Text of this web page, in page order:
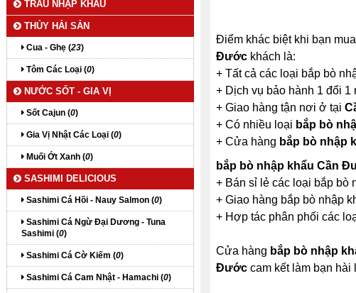
Điểm khác biệt khi bạn
Đướckhách là:
+ Tất cả các loại bắp bò
+ Dịch vụ bảo hành 1 đổi
+ Giao hàng tận nơi ở tại
+ Có nhiều loại bắp bò
+ Cửa hàng bắp bò nhập
bắp bò nhập khẩu Cần
+ Bán sỉ lẻ các loại bắp bò
+ Giao hàng bắp bò nhập
+ Hợp tác phân phối các
Cửa hàng bắp bò nhập
Đướccam kết làm bạn hài
TRÂU NHẬP KHẨU
THỦY HẢI SẢN
Cua - Ghẹ (23)
Tôm Các Loại (0)
NƯỚC SỐT - GIA VỊ
Sốt Cajun (0)
Gia Vị Nhật Các Loại (0)
Muối Ớt Xanh (0)
SASHIMI DELICIOUS
Sashimi Cá Hồi - Nauy Salmon (0)
Sashimi Cá Ngừ Đại Dương - Tuna
Sashimi (0)
Sashimi Cá Cờ Kiếm (0)
Sashimi Cá Cam Nhật - Hamachi (0)